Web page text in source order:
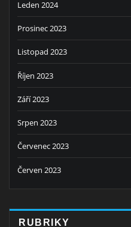
Leden 2024
Prosinec 2023
Listopad 2023
Říjen 2023
Září 2023
Srpen 2023
Červenec 2023
Červen 2023
RUBRIKY